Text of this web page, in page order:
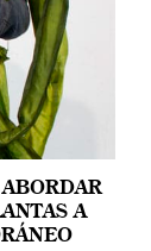
ABORDAR
A